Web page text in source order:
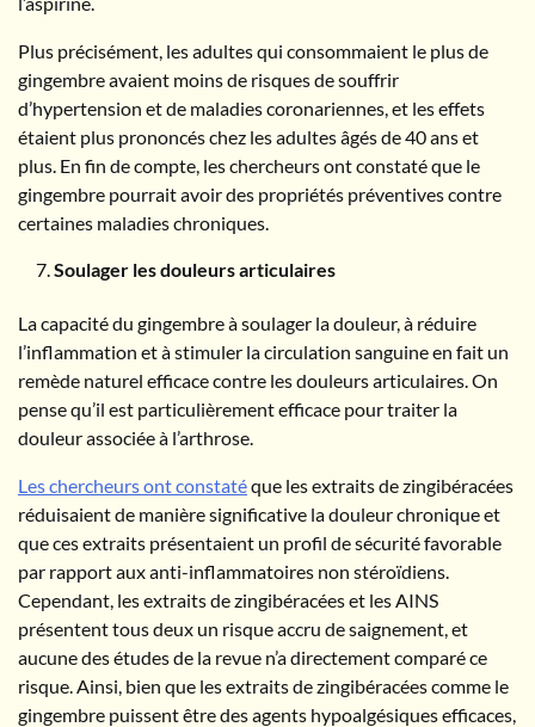
Plus précisément, les adultes qui consommaient le plus de
gingembre avaient moins de risques de souffrir
d’hypertension et de maladies coronariennes, et les effets
étaient plus prononcés chez les adultes âgés de 40 ans et
plus. En fin de compte, les chercheurs ont constaté que le
gingembre pourrait avoir des propriétés préventives contre
certaines maladies chroniques.
Soulager les douleurs articulaires
La capacité du gingembre à soulager la douleur, à réduire
l’inflammation et à stimuler la circulation sanguine en fait un
remède naturel efficace contre les douleurs articulaires. On
pense qu’il est particulièrement efficace pour traiter la
douleur associée à l’arthrose.
Les chercheurs ont constatéque les extraits de zingibéracées
réduisaient de manière significative la douleur chronique et
que ces extraits présentaient un profil de sécurité favorable
par rapport aux anti-inflammatoires non stéroïdiens.
Cependant, les extraits de zingibéracées et les AINS
présentent tous deux un risque accru de saignement, et
aucune des études de la revue n’a directement comparé ce
risque. Ainsi, bien que les extraits de zingibéracées comme le
gingembre puissent être des agents hypoalgésiques efficaces,